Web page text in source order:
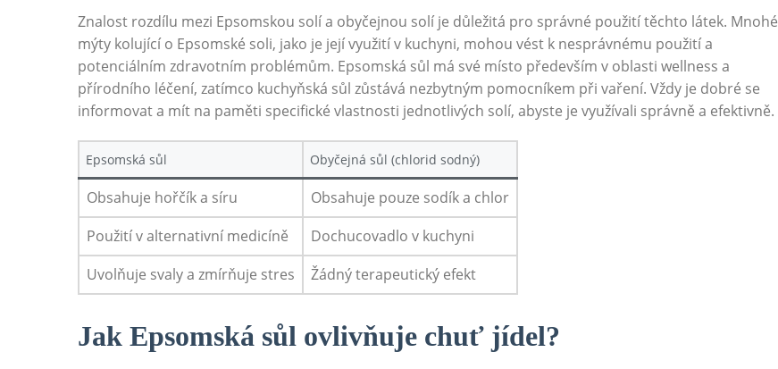
Znalost rozdílu mezi Epsomskou solí a obyčejnou solí je důležitá pro správné použití těchto látek. Mnohé
mýty kolující o Epsomské soli, jako je její využití v kuchyni, mohou vést k nesprávnému použití a
potenciálním zdravotním problémům. Epsomská sůl má své místo především v oblasti wellness a
přírodního léčení, zatímco kuchyňská sůl zůstává nezbytným pomocníkem při vaření. Vždy je dobré se
informovat a mít na paměti specifické vlastnosti jednotlivých solí, abyste je využívali správně a efektivně.
Epsomská sůl Obyčejná sůl (chlorid sodný)
Obsahuje hořčík a síru
Obsahuje pouze sodík a chlor
Použití v alternativní medicíně
Dochucovadlo v kuchyni
Uvolňuje svaly a zmírňuje stres
Žádný terapeutický efekt
Jak Epsomská sůl ovlivňuje chuť jídel?